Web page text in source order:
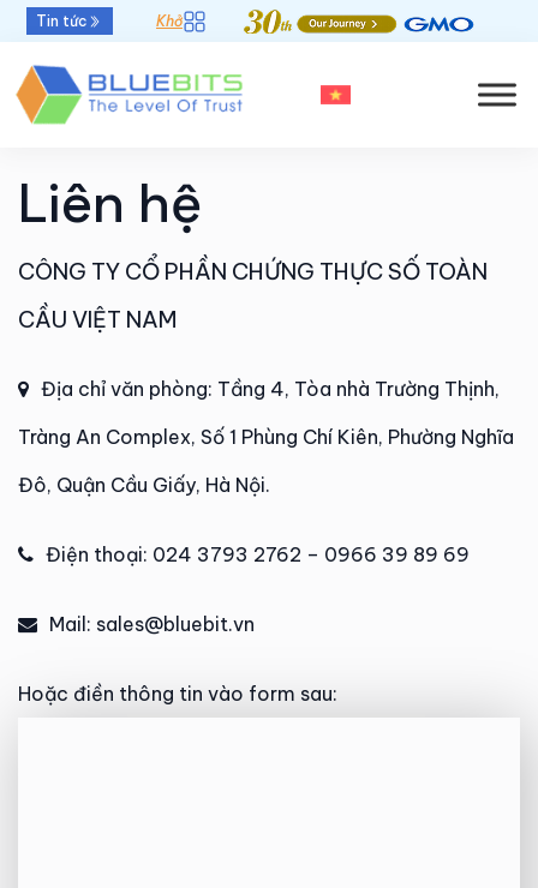
Tin tức Khởi đầu mới - Thời hạn chứng thư số 47 ngày
Liên hệ
CÔNG TY CỔ PHẦN CHỨNG THỰC SỐ TOÀN
CẦU VIỆT NAM
Địa chỉ văn phòng: Tầng 4, Tòa nhà Trường Thịnh,
Tràng An Complex, Số 1 Phùng Chí Kiên, Phường Nghĩa
Đô, Quận Cầu Giấy, Hà Nội.
Điện thoại: 024 3793 2762 – 0966 39 89 69
Mail: sales@bluebit.vn
Hoặc điền thông tin vào form sau: